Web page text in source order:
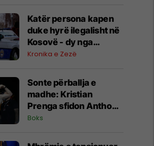
Katër persona kapen
duke hyrë ilegalisht në
Kosovë - dy nga
Maqedonia e Veriut, dy
Kronika e Zezë
Sonte përballja e
madhe: Kristian
Prenga sfidon Anthony
Joshuan në Arabinë
Boks